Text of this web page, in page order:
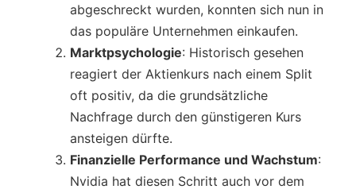
abgeschreckt wurden, konnten sich nun in
das populäre Unternehmen einkaufen.
Marktpsychologie: Historisch gesehen
reagiert der Aktienkurs nach einem Split
oft positiv, da die grundsätzliche
Nachfrage durch den günstigeren Kurs
ansteigen dürfte.
Finanzielle Performance und Wachstum:
Nvidia hat diesen Schritt auch vor dem